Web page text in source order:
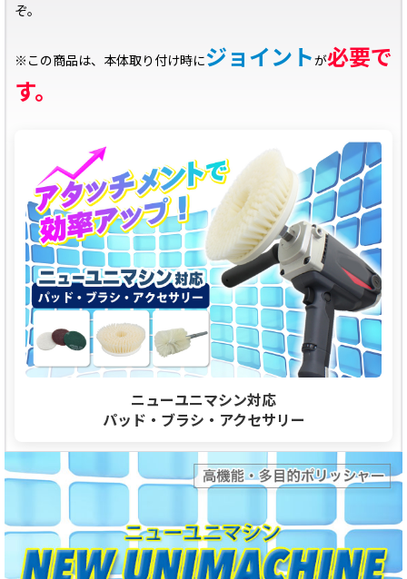
ぞ。
※この商品は、本体取り付け時にジョイントが必要で
す。
ニューユニマシン対応
パッド・ブラシ・アクセサリー